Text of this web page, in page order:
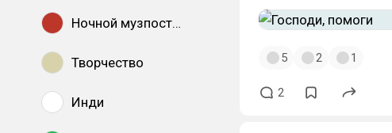
Ночной музпостинг
Творчество
Инди
5 2 1
2